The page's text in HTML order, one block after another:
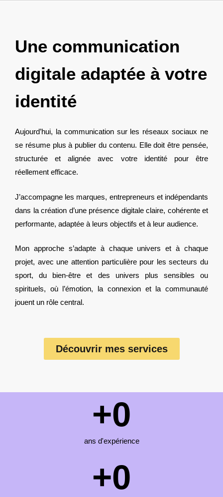
Une communication
digitale adaptée à votre
identité
Aujourd’hui, la communication sur les réseaux sociaux ne
se résume plus à publier du contenu. Elle doit être pensée,
structurée et alignée avec votre identité pour être
réellement efficace.
J’accompagne les marques, entrepreneurs et indépendants
dans la création d’une présence digitale claire, cohérente et
performante, adaptée à leurs objectifs et à leur audience.
Mon approche s’adapte à chaque univers et à chaque
projet, avec une attention particulière pour les secteurs du
sport, du bien-être et des univers plus sensibles ou
spirituels, où l’émotion, la connexion et la communauté
jouent un rôle central.
Découvrir mes services
ans d'expérience
+0
+0